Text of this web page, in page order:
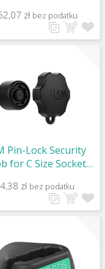
zł bez podatku
Pin-Lock Security
for C Size Socket
zł bez podatku